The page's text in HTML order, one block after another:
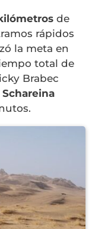
de
rápidos
la meta en
total de
Brabec
Schareina